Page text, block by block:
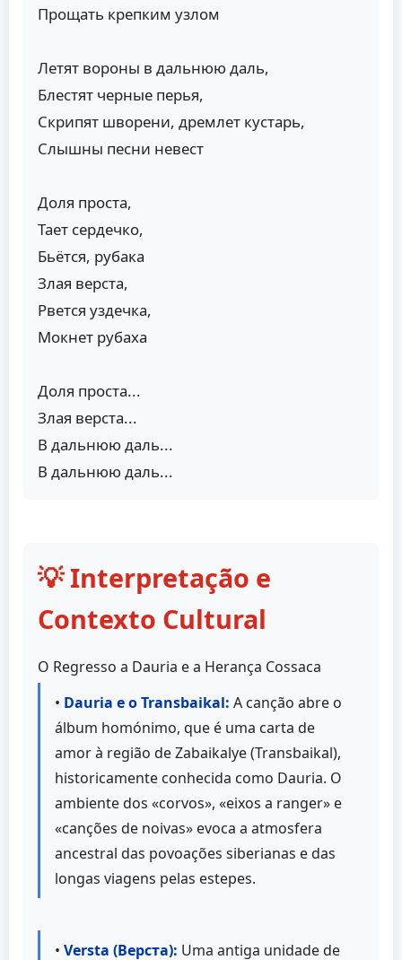
Прощать крепким узлом
Летят вороны в дальнюю даль,
Блестят черные перья,
Скрипят шворени, дремлет кустарь,
Слышны песни невест
Доля проста,
Тает сердечко,
Бьётся, рубака
Злая верста,
Рвется уздечка,
Мокнет рубаха
Доля проста...
Злая верста...
В дальнюю даль...
В дальнюю даль...
💡 Interpretação e
Contexto Cultural
O Regresso a Dauria e a Herança Cossaca
• Dauria e o Transbaikal: A canção abre o
álbum homónimo, que é uma carta de
amor à região de Zabaikalye (Transbaikal),
historicamente conhecida como Dauria. O
ambiente dos «corvos», «eixos a ranger» e
«canções de noivas» evoca a atmosfera
ancestral das povoações siberianas e das
longas viagens pelas estepes.
• Versta (Верста): Uma antiga unidade de